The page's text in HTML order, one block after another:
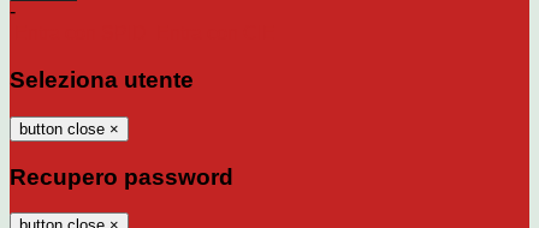
-
Seleziona utente
button close ×
Recupero password